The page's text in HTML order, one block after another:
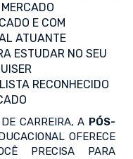
E COM
ATUANTE
ESTUDAR NO SEU
RECONHECIDO
CARREIRA, A PÓS-
OFERECE
PRECISA PARA